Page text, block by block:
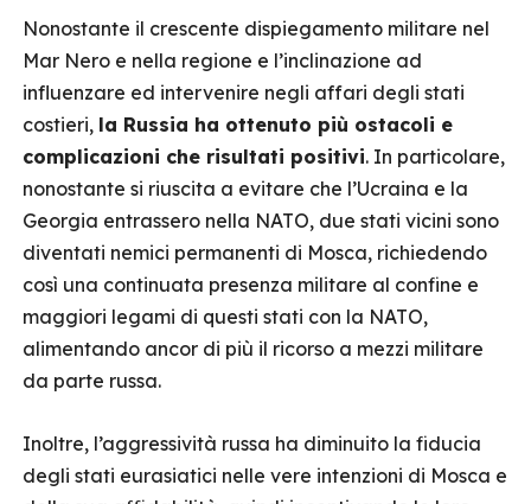
Nonostante il crescente dispiegamento militare nel
Mar Nero e nella regione e l’inclinazione ad
influenzare ed intervenire negli affari degli stati
costieri, la Russia ha ottenuto più ostacoli e
complicazioni che risultati positivi. In particolare,
nonostante si riuscita a evitare che l’Ucraina e la
Georgia entrassero nella NATO, due stati vicini sono
diventati nemici permanenti di Mosca, richiedendo
così una continuata presenza militare al confine e
maggiori legami di questi stati con la NATO,
alimentando ancor di più il ricorso a mezzi militare
da parte russa.
Inoltre, l’aggressività russa ha diminuito la fiducia
degli stati eurasiatici nelle vere intenzioni di Mosca e